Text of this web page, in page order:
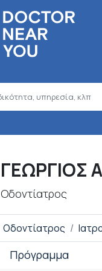
ΓΕΩΡΓΙΟΣ
Οδοντίατρος
Οδοντίατρος
Πρόγραμμα